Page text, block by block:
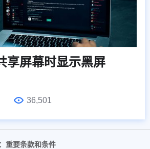
享屏幕时显示黑屏
36,501
重要条款和条件